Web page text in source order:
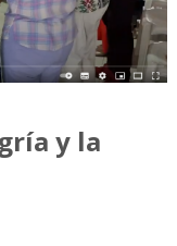
y la